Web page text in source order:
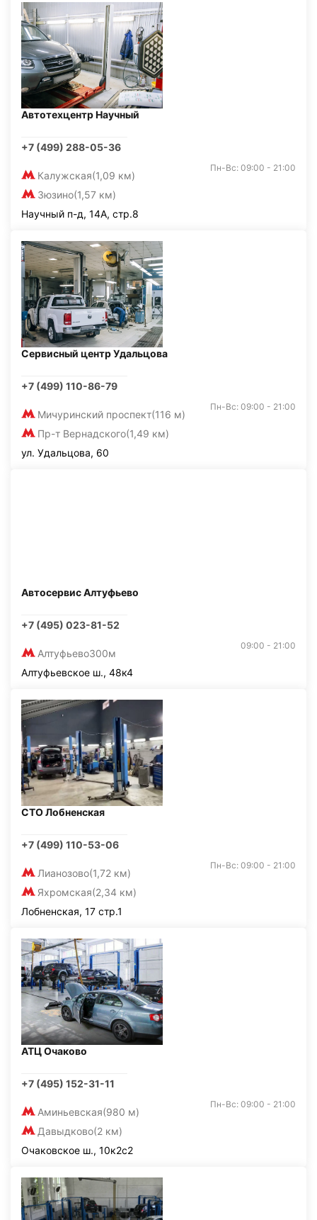
Автотехцентр Научный
+7 (499) 288-05-36
Калужская(1,09 км)
Зюзино(1,57 км)
Пн-Вс: 09:00 - 21:00
Научный п-д, 14А, стр.8
Сервисный центр Удальцова
+7 (499) 110-86-79
Мичуринский проспект(116 м)
Пр-т Вернадского(1,49 км)
Пн-Вс: 09:00 - 21:00
ул. Удальцова, 60
Автосервис Алтуфьево
+7 (495) 023-81-52
Алтуфьево300м
09:00 - 21:00
Алтуфьевское ш., 48к4
СТО Лобненская
+7 (499) 110-53-06
Лианозово(1,72 км)
Яхромская(2,34 км)
Пн-Вс: 09:00 - 21:00
Лобненская, 17 стр.1
АТЦ Очаково
+7 (495) 152-31-11
Аминьевская(980 м)
Давыдково(2 км)
Пн-Вс: 09:00 - 21:00
Очаковское ш., 10к2с2